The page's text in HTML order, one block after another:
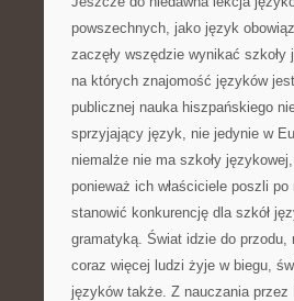
powszechnych, jako język
zaczęły wszędzie wynikać
na których znajomość języków
publicznej nauka hiszpańskiego
sprzyjający język, nie jedynie w
niemalże nie ma szkoły
ponieważ ich właściciele poszli
stanowić konkurencję dla szkół
gramatyką. Świat idzie do
coraz więcej ludzi żyje w biegu,
języków także. Z nauczania